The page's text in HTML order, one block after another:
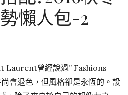
懶人包-2
Laurent曾經說過” Fashions
會退色，但風格卻是永恆的。設